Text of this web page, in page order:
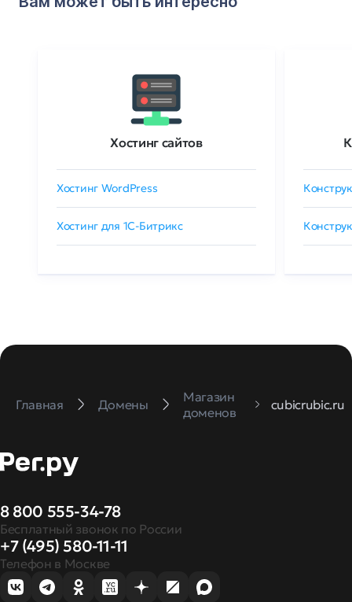
Хостинг сайтов
Хостинг WordPress
Хостинг для 1C-Битрикс
Главная Домены
Магазин
доменов
cubicrubic.ru
8 800 555-34-78
Бесплатный звонок по России
+7 (495) 580-11-11
Телефон в Москве